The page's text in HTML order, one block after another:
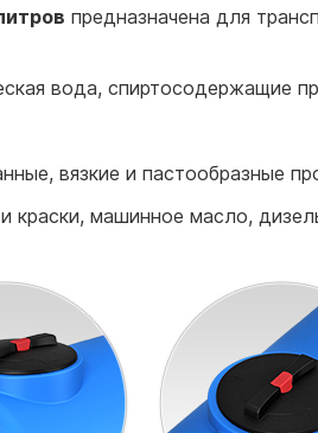
предназначена для
вода,
вязкие и пастообразные
краски, машинное масло,